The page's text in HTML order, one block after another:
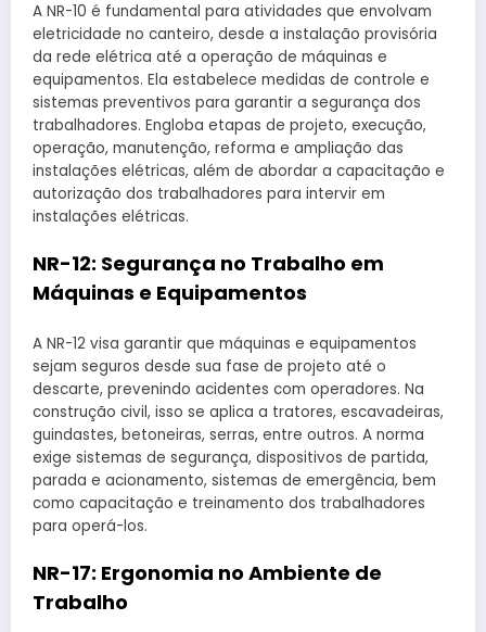
A NR-10 é fundamental para atividades que envolvam
eletricidade no canteiro, desde a instalação provisória
da rede elétrica até a operação de máquinas e
equipamentos. Ela estabelece medidas de controle e
sistemas preventivos para garantir a segurança dos
trabalhadores. Engloba etapas de projeto, execução,
operação, manutenção, reforma e ampliação das
instalações elétricas, além de abordar a capacitação e
autorização dos trabalhadores para intervir em
instalações elétricas.
NR-12: Segurança no Trabalho em
Máquinas e Equipamentos
A NR-12 visa garantir que máquinas e equipamentos
sejam seguros desde sua fase de projeto até o
descarte, prevenindo acidentes com operadores. Na
construção civil, isso se aplica a tratores, escavadeiras,
guindastes, betoneiras, serras, entre outros. A norma
exige sistemas de segurança, dispositivos de partida,
parada e acionamento, sistemas de emergência, bem
como capacitação e treinamento dos trabalhadores
para operá-los.
NR-17: Ergonomia no Ambiente de
Trabalho